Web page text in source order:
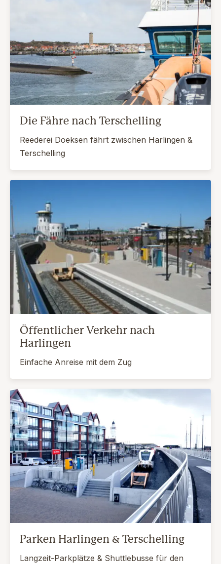
Die Fähre nach Terschelling
Reederei Doeksen fährt zwischen Harlingen &
Terschelling
Öffentlicher Verkehr nach
Harlingen
Einfache Anreise mit dem Zug
Parken Harlingen & Terschelling
Langzeit-Parkplätze & Shuttlebusse für den